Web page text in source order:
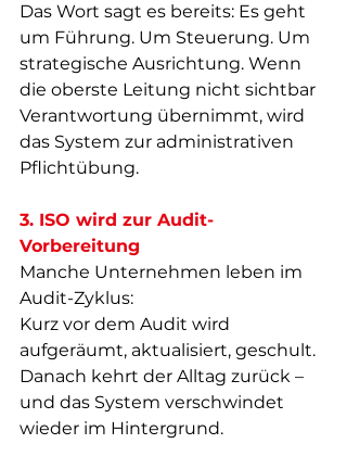
Das Wort sagt es bereits: Es geht
um Führung. Um Steuerung. Um
strategische Ausrichtung. Wenn
die oberste Leitung nicht sichtbar
Verantwortung übernimmt, wird
das System zur administrativen
Pflichtübung.
3. ISO wird zur Audit-
Vorbereitung
Manche Unternehmen leben im
Audit-Zyklus:
Kurz vor dem Audit wird
aufgeräumt, aktualisiert, geschult.
Danach kehrt der Alltag zurück –
und das System verschwindet
wieder im Hintergrund.